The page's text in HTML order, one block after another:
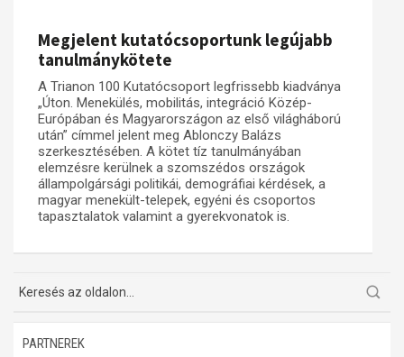
Kapcsolat
Trianon-kommentár
Dokumentumok
A trianoni szerződés
Műhelymunkák
Megjelent kutatócsoportunk legújabb
tanulmánykötete
A Trianon 100 Kutatócsoport legfrissebb kiadványa
„Úton. Menekülés, mobilitás, integráció Közép-
Európában és Magyarországon az első világháború
után” címmel jelent meg Ablonczy Balázs
szerkesztésében. A kötet tíz tanulmányában
elemzésre kerülnek a szomszédos országok
állampolgársági politikái, demográfiai kérdések, a
magyar menekült-telepek, egyéni és csoportos
tapasztalatok valamint a gyerekvonatok is.
PARTNEREK